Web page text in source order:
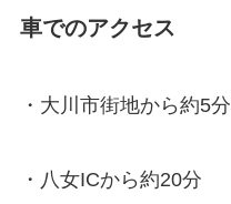
車でのアクセス
・大川市街地から約5分
・八女ICから約20分